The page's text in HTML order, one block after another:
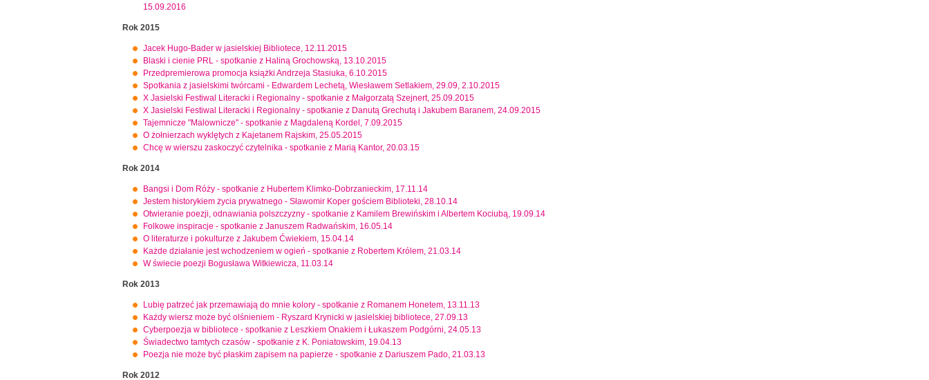
15.09.2016
Rok 2015
Jacek Hugo-Bader w jasielskiej Bibliotece, 12.11.2015
Blaski i cienie PRL - spotkanie z Haliną Grochowską, 13.10.2015
Przedpremierowa promocja książki Andrzeja Stasiuka, 6.10.2015
Spotkania z jasielskimi twórcami - Edwardem Lechetą, Wiesławem Setlakiem, 29.09, 2.10.2015
X Jasielski Festiwal Literacki i Regionalny - spotkanie z Małgorzatą Szejnert, 25.09.2015
X Jasielski Festiwal Literacki i Regionalny - spotkanie z Danutą Grechutą i Jakubem Baranem, 24.09.2015
Tajemnicze "Malownicze" - spotkanie z Magdaleną Kordel, 7.09.2015
O żołnierzach wyklętych z Kajetanem Rajskim, 25.05.2015
Chcę w wierszu zaskoczyć czytelnika - spotkanie z Marią Kantor, 20.03.15
Rok 2014
Bangsi i Dom Róży - spotkanie z Hubertem Klimko-Dobrzanieckim, 17.11.14
Jestem historykiem życia prywatnego - Sławomir Koper gościem Biblioteki, 28.10.14
Otwieranie poezji, odnawiania polszczyzny - spotkanie z Kamilem Brewińskim i Albertem Kociubą, 19.09.14
Folkowe inspiracje - spotkanie z Januszem Radwańskim, 16.05.14
O literaturze i pokulturze z Jakubem Ćwiekiem, 15.04.14
Każde działanie jest wchodzeniem w ogień - spotkanie z Robertem Królem, 21.03.14
W świecie poezji Bogusława Witkiewicza, 11.03.14
Rok 2013
Lubię patrzeć jak przemawiają do mnie kolory - spotkanie z Romanem Honetem, 13.11.13
Każdy wiersz może być olśnieniem - Ryszard Krynicki w jasielskiej bibliotece, 27.09.13
Cyberpoezja w bibliotece - spotkanie z Leszkiem Onakiem i Łukaszem Podgórni, 24.05.13
Świadectwo tamtych czasów - spotkanie z K. Poniatowskim, 19.04.13
Poezja nie może być płaskim zapisem na papierze - spotkanie z Dariuszem Pado, 21.03.13
Rok 2012